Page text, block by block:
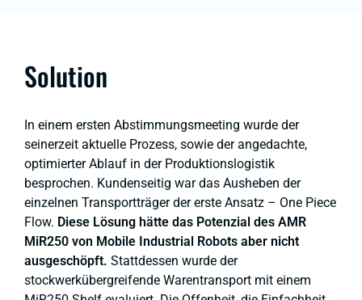
Solution
In einem ersten Abstimmungsmeeting wurde der
seinerzeit aktuelle Prozess, sowie der angedachte,
optimierter Ablauf in der Produktionslogistik
besprochen. Kundenseitig war das Ausheben der
einzelnen Transportträger der erste Ansatz – One Piece
Flow. Diese Lösung hätte das Potenzial des AMR
MiR250 von Mobile Industrial Robots aber nicht
ausgeschöpft. Stattdessen wurde der
stockwerkübergreifende Warentransport mit einem